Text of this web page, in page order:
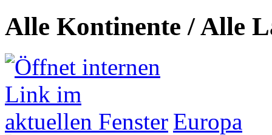
Alle Kontinente / Alle
Europa